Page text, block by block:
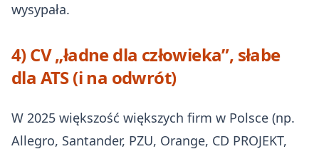
wysypała.
4) CV „ładne dla człowieka”, słabe
dla ATS (i na odwrót)
W 2025 większość większych firm w Polsce (np.
Allegro, Santander, PZU, Orange, CD PROJEKT,